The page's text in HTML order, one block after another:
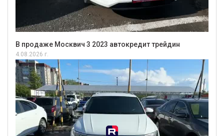
В продаже Москвич 3 2023 автокредит трейдин
4.08.2026 г.